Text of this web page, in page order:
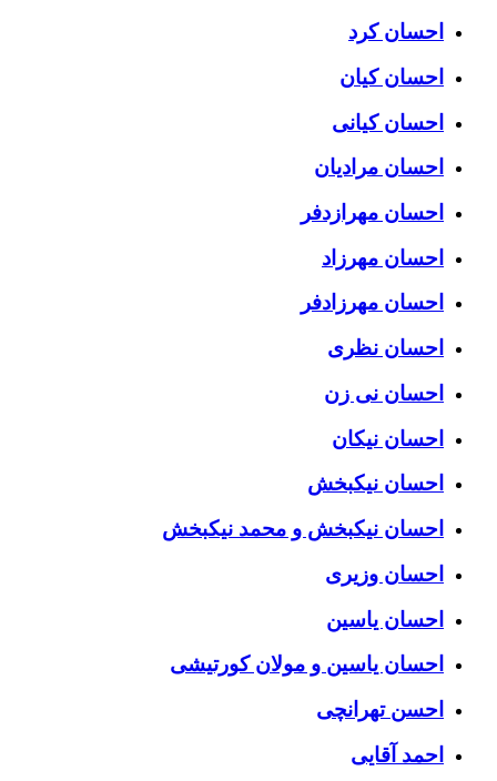
احسان کرد
احسان کیان
احسان کیانی
احسان مرادیان
احسان مهرازدفر
احسان مهرزاد
احسان مهرزادفر
احسان نظری
احسان نی زن
احسان نیکان
احسان نیکبخش
احسان نیکبخش و محمد نیکبخش
احسان وزیری
احسان یاسین
احسان یاسین و مولان کورتیشی
احسن تهرانچی
احمد آقایی